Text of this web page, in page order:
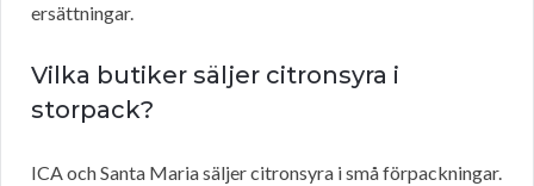
ersättningar.
Vilka butiker säljer citronsyra i
storpack?
ICA och Santa Maria säljer citronsyra i små förpackningar.